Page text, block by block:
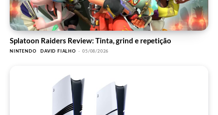
Splatoon Raiders Review: Tinta, grind e repetição
NINTENDO DAVID FIALHO - 05/08/2026